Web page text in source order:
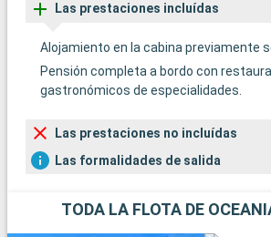
Las prestaciones incluídas
Alojamiento en la cabina previamente
Pensión completa a bordo con
gastronómicos de especialidades.
Las prestaciones no incluídas
Las formalidades de salida
TODA LA FLOTA DE